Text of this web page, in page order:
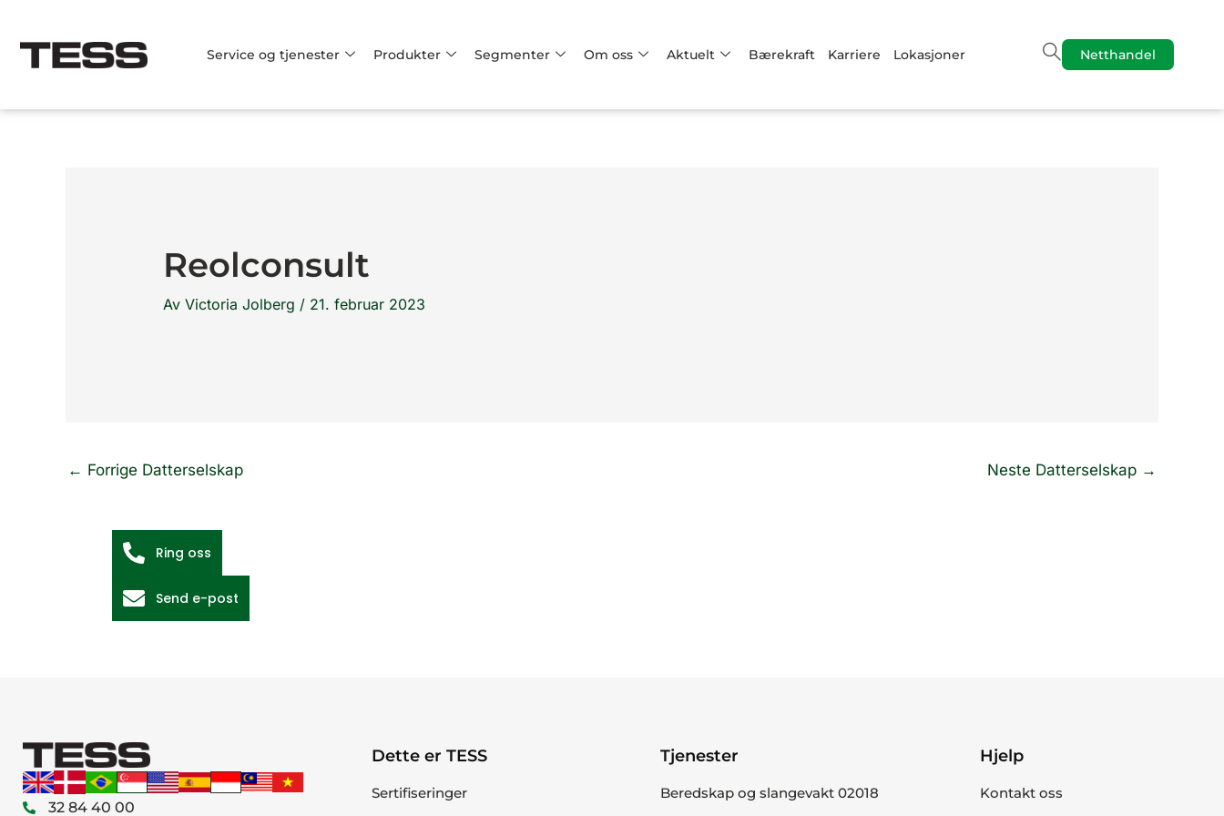
rett
Service og tjenester Produkter Segmenter Om oss Aktuelt Bærekraft Karriere Lokasjoner Netthandel
Reolconsult
Av Victoria Jolberg / 21. februar 2023
← Forrige Datterselskap Neste Datterselskap →
32 84 40 00
Dette er TESS
Sertifiseringer
Tjenester
Beredskap og slangevakt 02018
Hjelp
Kontakt oss
Ring oss
Send e-post